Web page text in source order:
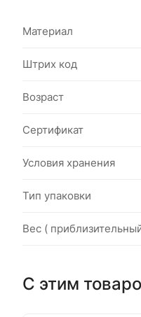
Материал
Штрих код
Возраст
Сертификат
Условия хранения
Тип упаковки
Вес (
С этим